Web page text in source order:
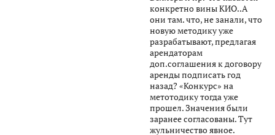
конкретно вины КИО..А
они там. что, не занали, что
новую методику уже
разрабатывают, предлагая
арендаторам
доп.соглашения к договору
аренды подписать год
назад? «Конкурс» на
метотодику тогда уже
прошел. Значения были
заранее согласованы. Тут
жульничество явное.